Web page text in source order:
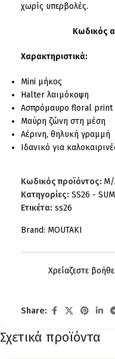
χωρίς υπερβολές.
Κωδικός
Χαρακτηριστικά:
Mini μήκος
Halter λαιμόκοψη
Ασπρόμαυρο floral print
Μαύρη ζώνη στη μέση
Αέρινη, θηλυκή γραμμή
Ιδανικό για
Κωδικός προϊόντος: Μ/
Κατηγορίες: SS26 -
Ετικέτα: ss26
Brand: MOUTAKI
Χρείαζεστε
Share:
Σχετικά προϊόντα